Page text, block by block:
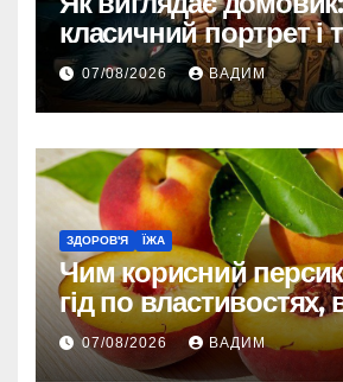
класичний портрет і
зовнішності
07/08/2026 ВАДИМ
ЗДОРОВ'Я ЇЖА
Чим корисний
гід по властивостях,
впливі на організм
07/08/2026 ВАДИМ